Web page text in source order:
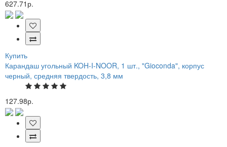
627.71р.
Купить
Карандаш угольный KOH-I-NOOR, 1 шт., "Gioconda", корпус
черный, средняя твердость, 3,8 мм
127.98р.